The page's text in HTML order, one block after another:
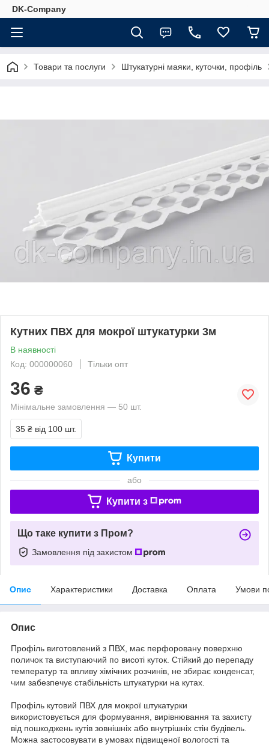
DK-Company
Товари та послуги Штукатурні маяки, куточки, профіль
Кутних ПВХ для мокрої штукатурки 3м
В наявності
Код: 000000060
Тільки опт
36 ₴
Мінімальне замовлення — 50 шт.
35 ₴ від 100 шт.
Купити
або
Купити з
Що таке купити з Пром?
Замовлення під захистом
Опис Характеристики Доставка Оплата Умови
Опис
Профіль виготовлений з ПВХ, має перфоровану поверхню
поличок та виступаючий по висоті куток. Стійкий до перепаду
температур та впливу хімічних розчинів, не збирає конденсат,
чим забезпечує стабільність штукатурки на кутах.
Профіль кутовий ПВХ для мокрої штукатурки
використовується для формування, вирівнювання та захисту
від пошкоджень кутів зовнішніх або внутрішніх стін будівель.
Можна застосовувати в умовах підвищеної вологості та